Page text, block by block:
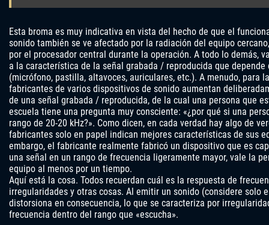
Esta broma es muy indicativa en vista del hecho de que el
sonido también se ve afectado por la radiación del equipo
por el procesador central durante la operación. A todo lo demás,
a la característica de la señal grabada / reproducida que
(micrófono, pastilla, altavoces, auriculares, etc.). A menudo, para
fabricantes de varios dispositivos de sonido aumentan
de una señal grabada / reproducida, de la cual una persona que
escuela tiene una pregunta muy consciente: «¿por qué si una
rango de 20-20 kHz?». Como dicen, en cada verdad hay algo de
fabricantes solo en papel indican mejores características de sus
embargo, el fabricante realmente fabricó un dispositivo que es
una señal en un rango de frecuencia ligeramente mayor, vale la
equipo al menos por un tiempo.
Aquí está la cosa. Todos recuerdan cuál es la respuesta de
irregularidades y otras cosas. Al emitir un sonido (considere solo
distorsiona en consecuencia, lo que se caracteriza por
frecuencia dentro del rango que «escucha».